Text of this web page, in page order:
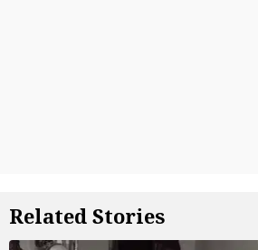
Related Stories